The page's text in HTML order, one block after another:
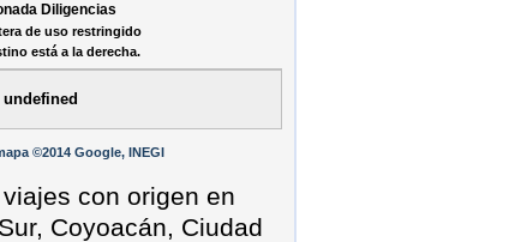
Diligencias
de uso restringido
está a la derecha.
undefined
©2014 Google, INEGI
con origen en
Coyoacán, Ciudad